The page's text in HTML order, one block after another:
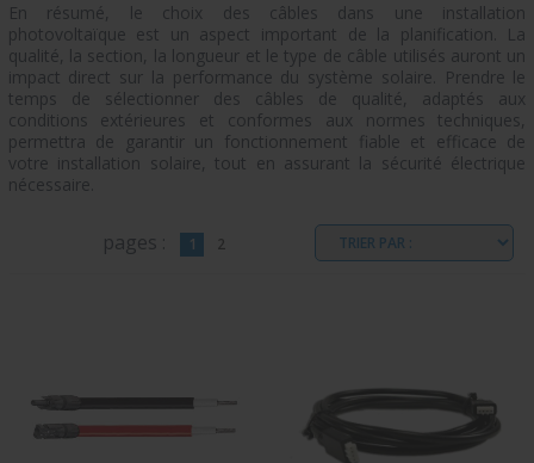
En résumé, le choix des câbles dans une installation
photovoltaïque est un aspect important de la planification. La
qualité, la section, la longueur et le type de câble utilisés auront un
impact direct sur la performance du système solaire. Prendre le
temps de sélectionner des câbles de qualité, adaptés aux
conditions extérieures et conformes aux normes techniques,
permettra de garantir un fonctionnement fiable et efficace de
votre installation solaire, tout en assurant la sécurité électrique
nécessaire.
pages : 1 2